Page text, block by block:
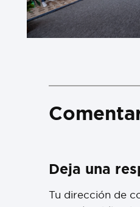
Deja una
Tu dirección de